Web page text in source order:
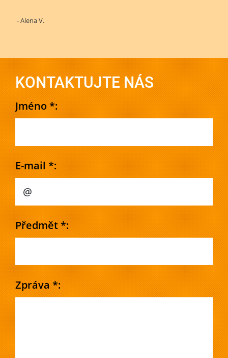
- Alena V.
KONTAKTUJTE NÁS
Jméno *:
E-mail *:
Předmět *:
Zpráva *: